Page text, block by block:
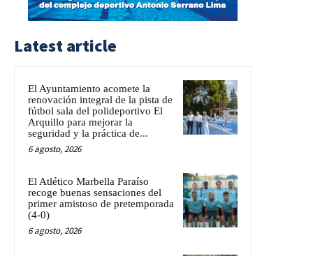
Latest article
El Ayuntamiento acomete la
renovación integral de la pista de
fútbol sala del polideportivo El
Arquillo para mejorar la
seguridad y la práctica de...
6 agosto, 2026
El Atlético Marbella Paraíso
recoge buenas sensaciones del
primer amistoso de pretemporada
(4-0)
6 agosto, 2026